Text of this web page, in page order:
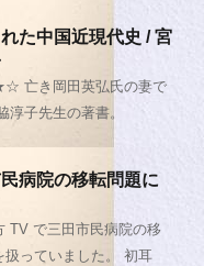
た中国近現代史 / 宮
き岡田英弘氏の妻で
淳子先生の著書。
病院の移転問題に
TV で三田市民病院の移
扱っていました。 初耳